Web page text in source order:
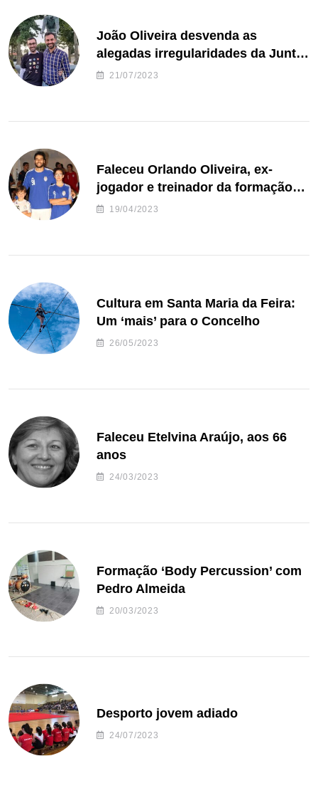
João Oliveira desvenda as
alegadas irregularidades da Junta
de Freguesia S. João de Ver
21/07/2023
Faleceu Orlando Oliveira, ex-
jogador e treinador da formação
de andebol do Feirense
19/04/2023
Cultura em Santa Maria da Feira:
Um ‘mais’ para o Concelho
26/05/2023
Faleceu Etelvina Araújo, aos 66
anos
24/03/2023
Formação ‘Body Percussion’ com
Pedro Almeida
20/03/2023
Desporto jovem adiado
24/07/2023